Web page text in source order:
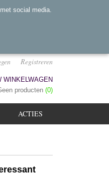
Registreren
WINKELWAGEN
producten (0)
ACTIES
social media.